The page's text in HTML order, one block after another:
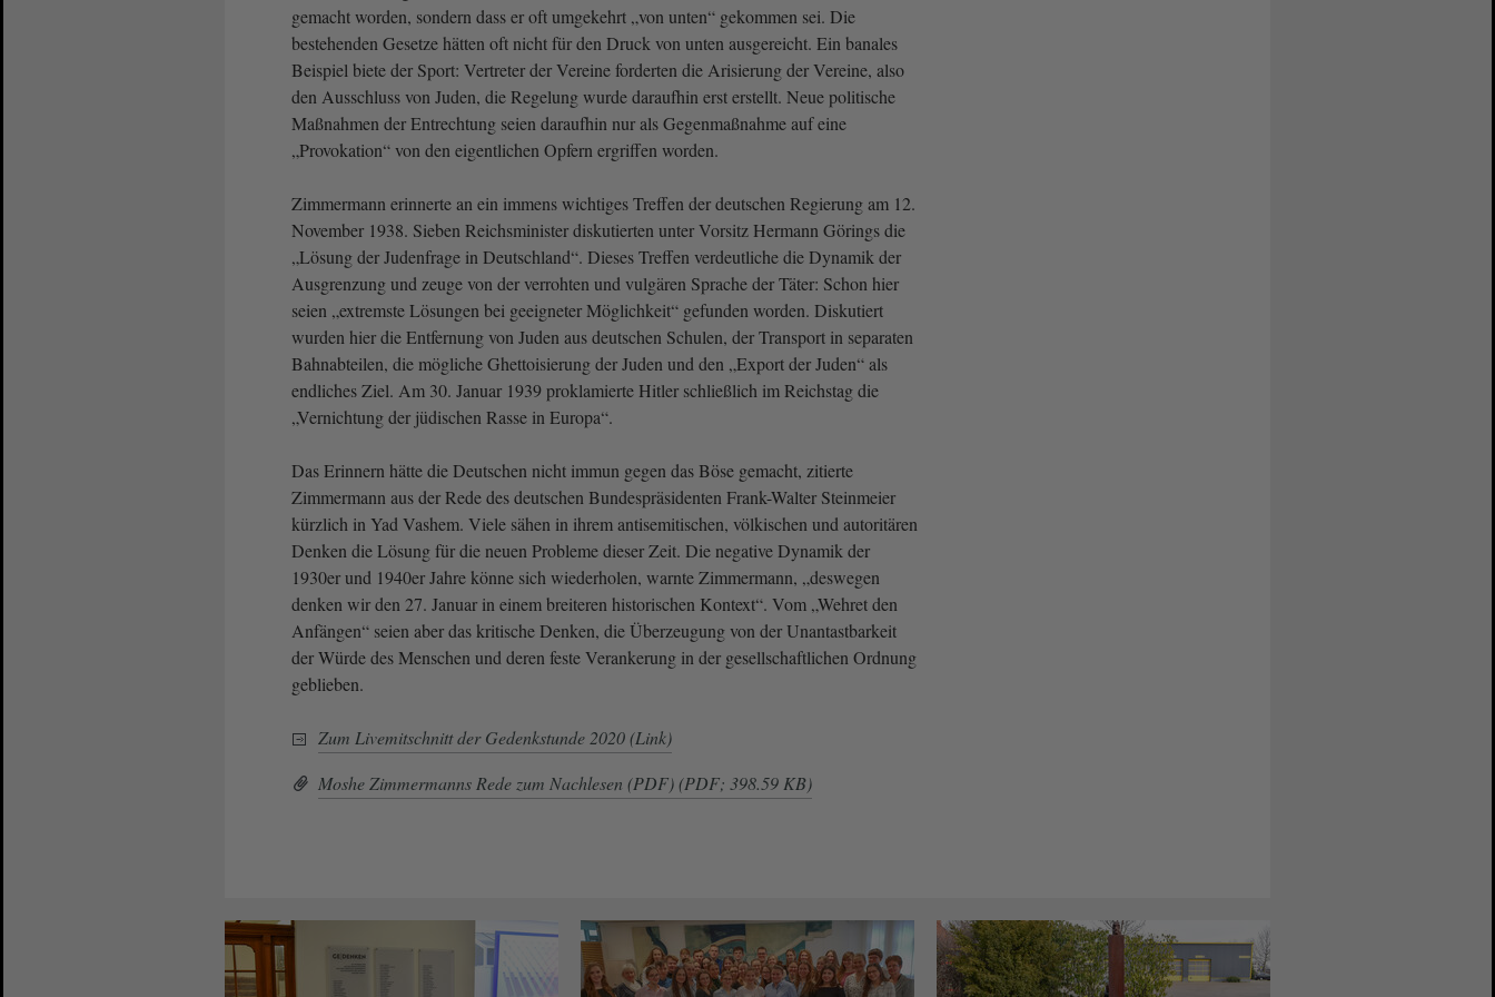
gemacht worden, sondern dass er oft umgekehrt „von unten“ gekommen sei. Die
bestehenden Gesetze hätten oft nicht für den Druck von unten ausgereicht. Ein banales
Beispiel biete der Sport: Vertreter der Vereine forderten die Arisierung der Vereine, also
den Ausschluss von Juden, die Regelung wurde daraufhin erst erstellt. Neue politische
Maßnahmen der Entrechtung seien daraufhin nur als Gegenmaßnahme auf eine
„Provokation“ von den eigentlichen Opfern ergriffen worden.
Zimmermann erinnerte an ein immens wichtiges Treffen der deutschen Regierung am 12.
November 1938. Sieben Reichsminister diskutierten unter Vorsitz Hermann Görings die
„Lösung der Judenfrage in Deutschland“. Dieses Treffen verdeutliche die Dynamik der
Ausgrenzung und zeuge von der verrohten und vulgären Sprache der Täter: Schon hier
seien „extremste Lösungen bei geeigneter Möglichkeit“ gefunden worden. Diskutiert
wurden hier die Entfernung von Juden aus deutschen Schulen, der Transport in separaten
Bahnabteilen, die mögliche Ghettoisierung der Juden und den „Export der Juden“ als
endliches Ziel. Am 30. Januar 1939 proklamierte Hitler schließlich im Reichstag die
„Vernichtung der jüdischen Rasse in Europa“.
Das Erinnern hätte die Deutschen nicht immun gegen das Böse gemacht, zitierte
Zimmermann aus der Rede des deutschen Bundespräsidenten Frank-Walter Steinmeier
kürzlich in Yad Vashem. Viele sähen in ihrem antisemitischen, völkischen und autoritären
Denken die Lösung für die neuen Probleme dieser Zeit. Die negative Dynamik der
1930er und 1940er Jahre könne sich wiederholen, warnte Zimmermann, „deswegen
denken wir den 27. Januar in einem breiteren historischen Kontext“. Vom „Wehret den
Anfängen“ seien aber das kritische Denken, die Überzeugung von der Unantastbarkeit
der Würde des Menschen und deren feste Verankerung in der gesellschaftlichen Ordnung
geblieben.
Zum Livemitschnitt der Gedenkstunde 2020 (Link)
Moshe Zimmermanns Rede zum Nachlesen (PDF) (PDF; 398.59 KB)